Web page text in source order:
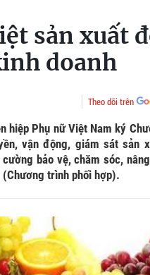
sản xuất
doanh
Theo dõi trên
hiệp Phụ nữ Việt Nam ký
vận động, giám sát sản
bảo vệ, chăm sóc,
trình phối hợp).